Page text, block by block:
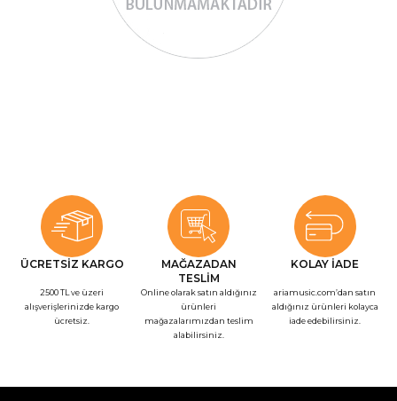
ÜCRETSİZ KARGO
2500 TL ve üzeri
alışverişlerinizde kargo
ücretsiz.
MAĞAZADAN
TESLİM
Online olarak satın aldığınız
ürünleri
mağazalarımızdan teslim
alabilirsiniz.
KOLAY İADE
ariamusic.com’dan satın
aldığınız ürünleri kolayca
iade edebilirsiniz.